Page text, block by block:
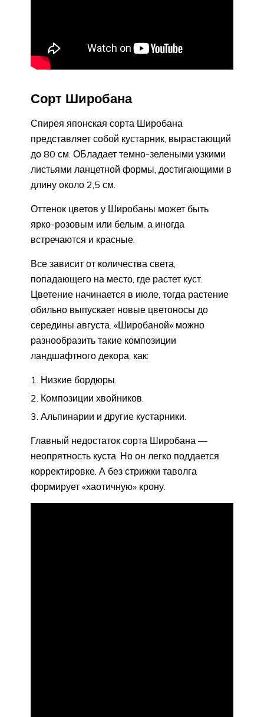
Сорт Широбана
Спирея японская сорта Широбана
представляет собой кустарник, вырастающий
до 80 см. ОБладает темно-зелеными узкими
листьями ланцетной формы, достигающими в
длину около 2,5 см.
Оттенок цветов у Широбаны может быть
ярко-розовым или белым, а иногда
встречаются и красные.
Все зависит от количества света,
попадающего на место, где растет куст.
Цветение начинается в июле, тогда растение
обильно выпускает новые цветоносы до
середины августа. «Широбаной» можно
разнообразить такие композиции
ландшафтного декора, как:
Низкие бордюры.
Композиции хвойников.
Альпинарии и другие кустарники.
Главный недостаток сорта Широбана —
неопрятность куста. Но он легко поддается
корректировке. А без стрижки таволга
формирует «хаотичную» крону.